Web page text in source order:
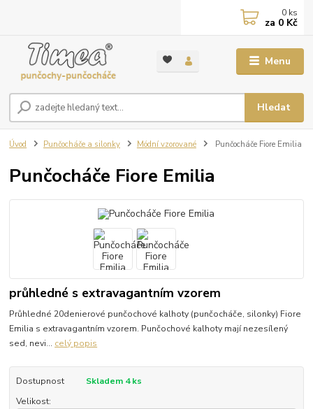
Menu
Hledat
0 ks
za 0 Kč
Úvod Punčocháče a silonky Módní vzorované Punčocháče Fiore Emilia
Punčocháče Fiore Emilia
průhledné s extravagantním vzorem
Průhledné 20denierové punčochové kalhoty (punčocháče, silonky) Fiore
Emilia s extravagantním vzorem. Punčochové kalhoty mají nezesílený
sed, nevi... celý popis
Dostupnost
Skladem 4 ks
Velikost: